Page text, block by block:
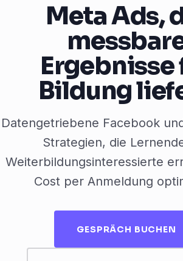
Meta Ads,
Ergebnisse
Bildung
Datengetriebene Facebook
Strategien, die
Weiterbildungsinteressierte
Cost per Anmeldung
GESPRÄCH BUCHEN